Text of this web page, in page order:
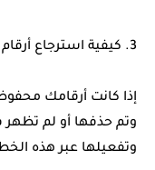
3. كيفية استرجاع أرقام SIM (بطاقة الشريحة)
وتم حذفها أو لم تظهر
وتفعيلها عبر هذه